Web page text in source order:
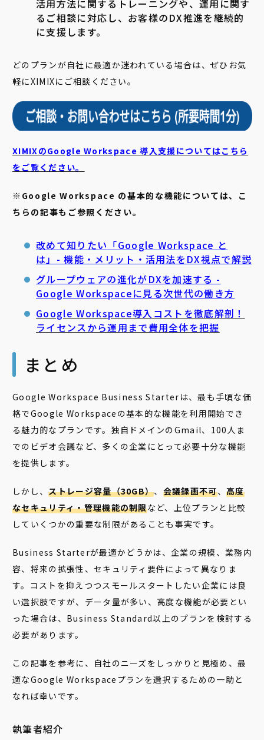
活用方法に関するトレーニングや、運用に関す
るご相談に対応し、お客様のDX推進を継続的
に支援します。
どのプランが自社に最適か迷われている場合は、ぜひお気
軽にXIMIXにご相談ください。
XIMIXのGoogle Workspace 導入支援についてはこちら
をご覧ください。
※Google Workspace の基本的な機能については、こ
ちらの記事もご参照ください。
改めて知りたい「Google Workspace と
は」- 機能・メリット・活用法をDX視点で解説
グループウェアの進化がDXを加速する -
Google Workspaceに見る次世代の働き方
Google Workspace導入コストを徹底解剖！
ライセンスから運用まで費用全体を把握
まとめ
Google Workspace Business Starterは、最も手頃な価
格でGoogle Workspaceの基本的な機能を利用開始でき
る魅力的なプランです。独自ドメインのGmail、100人ま
でのビデオ会議など、多くの企業にとって必要十分な機能
を提供します。
しかし、ストレージ容量（30GB）、 会議録画不可、高度
なセキュリティ・管理機能の制限など、上位プランと比較
していくつかの重要な制限があることも事実です。
Business Starterが最適かどうかは、企業の規模、業務内
容、将来の拡張性、セキュリティ要件によって異なりま
す。コストを抑えつつスモールスタートしたい企業には良
い選択肢ですが、データ量が多い、高度な機能が必要とい
った場合は、Business Standard以上のプランを検討する
必要があります。
この記事を参考に、自社のニーズをしっかりと見極め、最
適なGoogle Workspaceプランを選択するための一助と
なれば幸いです。
執筆者紹介